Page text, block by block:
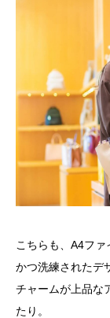
こちらも、A4フ
かつ洗練されたデ
チャームが上品な
たり。